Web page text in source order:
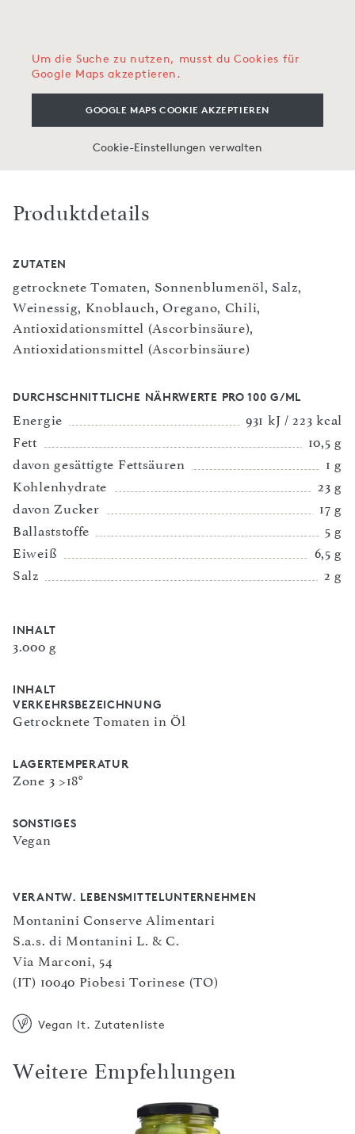
Um die Suche zu nutzen, musst du Cookies für
Google Maps akzeptieren.
GOOGLE MAPS COOKIE AKZEPTIEREN
Cookie-Einstellungen verwalten
Produktdetails
ZUTATEN
getrocknete Tomaten, Sonnenblumenöl, Salz,
Weinessig, Knoblauch, Oregano, Chili,
Antioxidationsmittel (Ascorbinsäure),
Antioxidationsmittel (Ascorbinsäure)
DURCHSCHNITTLICHE NÄHRWERTE PRO 100 G/ML
Energie
931 kJ / 223 kcal
Fett
10,5 g
davon gesättigte Fettsäuren
1 g
Kohlenhydrate
23 g
davon Zucker
17 g
Ballaststoffe
5 g
Eiweiß
6,5 g
Salz
2 g
INHALT
3.000 g
INHALT
VERKEHRSBEZEICHNUNG
Getrocknete Tomaten in Öl
LAGERTEMPERATUR
Zone 3 >18°
SONSTIGES
Vegan
VERANTW. LEBENSMITTELUNTERNEHMEN
Montanini Conserve Alimentari
S.a.s. di Montanini L. & C.
Via Marconi, 54
(IT) 10040 Piobesi Torinese (TO)
Vegan lt. Zutatenliste
Weitere Empfehlungen